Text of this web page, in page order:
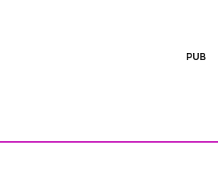
PUB